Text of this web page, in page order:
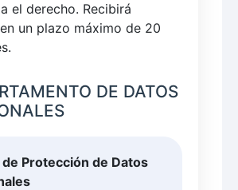
el derecho. Recibirá
un plazo máximo de 20
DE DATOS
Protección de Datos